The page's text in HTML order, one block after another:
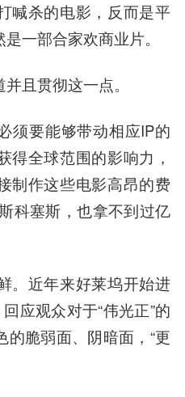
喊杀的电影，反而是平
一部合家欢商业片。
且贯彻这一点。
须要能够带动相应IP的
得全球范围的影响力，
制作这些电影高昂的费
科塞斯，也拿不到过亿
。近年来好莱坞开始进
应观众对于“伟光正”的
脆弱面、阴暗面，“更